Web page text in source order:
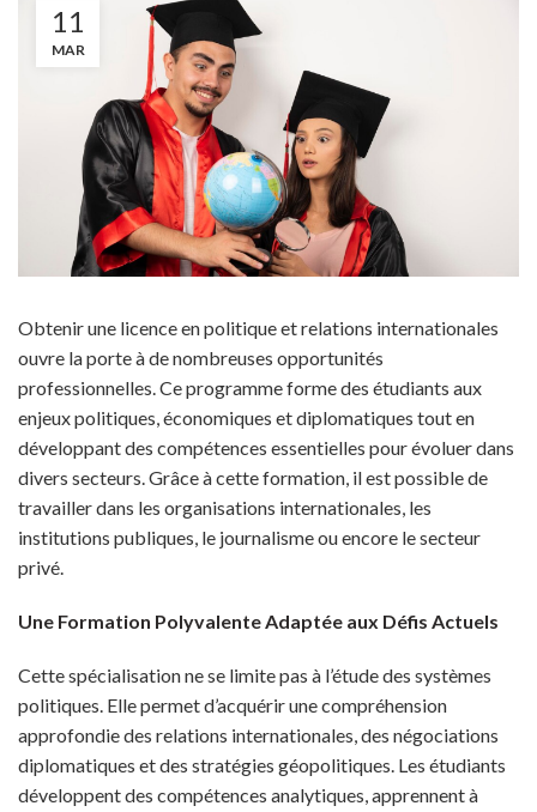
11
MAR
Obtenir une licence en politique et relations internationales
ouvre la porte à de nombreuses opportunités
professionnelles. Ce programme forme des étudiants aux
enjeux politiques, économiques et diplomatiques tout en
développant des compétences essentielles pour évoluer dans
divers secteurs. Grâce à cette formation, il est possible de
travailler dans les organisations internationales, les
institutions publiques, le journalisme ou encore le secteur
privé.
Une Formation Polyvalente Adaptée aux Défis Actuels
Cette spécialisation ne se limite pas à l’étude des systèmes
politiques. Elle permet d’acquérir une compréhension
approfondie des relations internationales, des négociations
diplomatiques et des stratégies géopolitiques. Les étudiants
développent des compétences analytiques, apprennent à